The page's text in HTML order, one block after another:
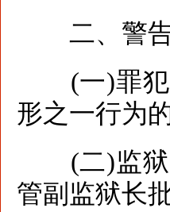
二、警告
(一)罪犯
形之一行为
(二)监狱
管副监狱长